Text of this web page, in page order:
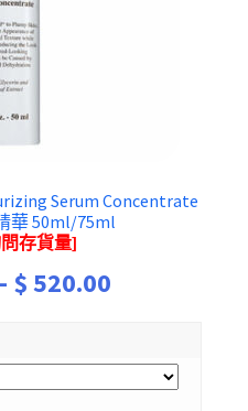
Serum Concentrate
華 50ml/75ml
存貨量]
$520.00Price
$ 420.00